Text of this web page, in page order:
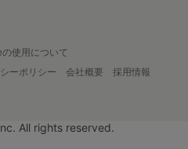
使用について
ーポリシー 会社概要
採用情報
All rights reserved.